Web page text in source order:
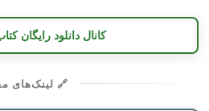
کانال دانلود رایگان
🔗 لینک‌های